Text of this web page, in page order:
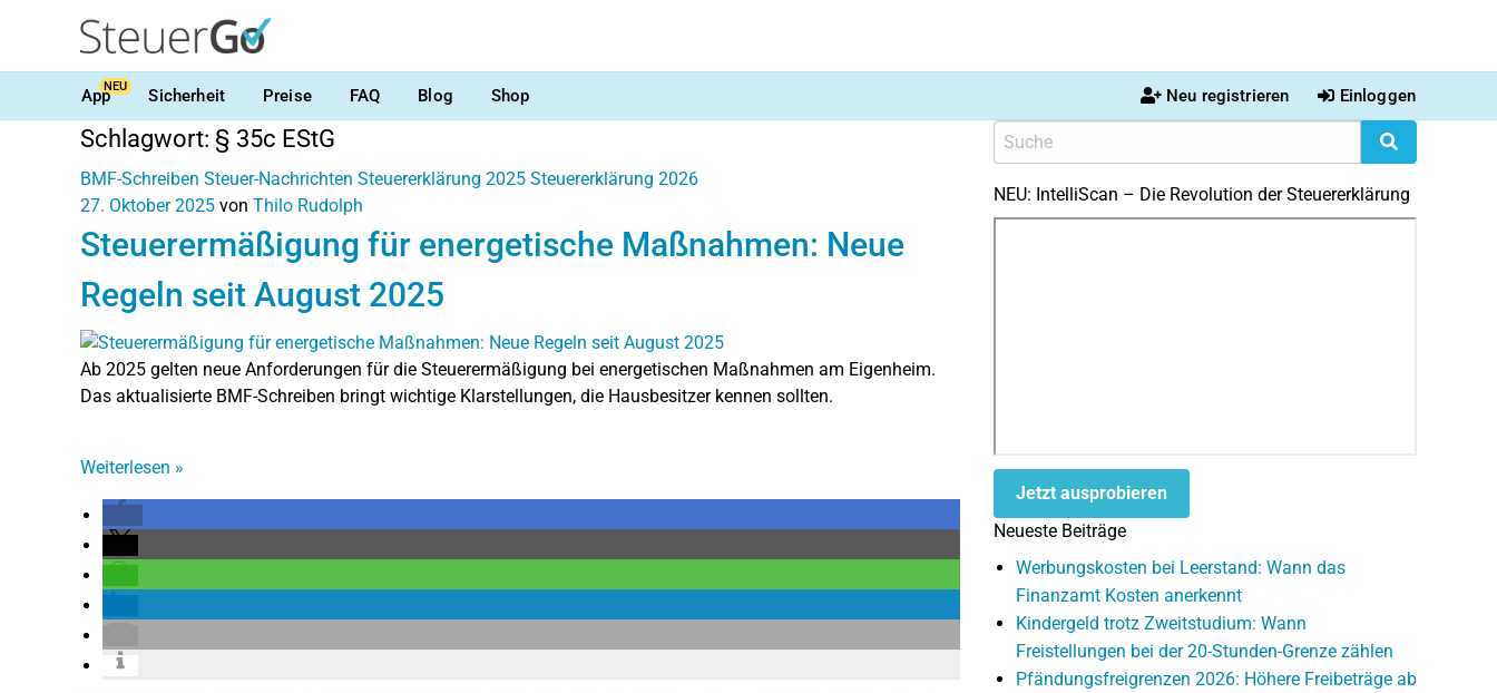
AppNEU Sicherheit Preise FAQ Blog Shop Neu registrieren Einloggen
Schlagwort: § 35c EStG
BMF-Schreiben Steuer-Nachrichten Steuererklärung 2025 Steuererklärung 2026
27. Oktober 2025 von Thilo Rudolph
Steuerermäßigung für energetische Maßnahmen: Neue
Regeln seit August 2025
Ab 2025 gelten neue Anforderungen für die Steuerermäßigung bei energetischen Maßnahmen am Eigenheim.
Das aktualisierte BMF-Schreiben bringt wichtige Klarstellungen, die Hausbesitzer kennen sollten.
Weiterlesen »
NEU: IntelliScan – Die Revolution der Steuererklärung
Jetzt ausprobieren
Neueste Beiträge
Werbungskosten bei Leerstand: Wann das
Finanzamt Kosten anerkennt
Kindergeld trotz Zweitstudium: Wann
Freistellungen bei der 20-Stunden-Grenze zählen
Pfändungsfreigrenzen 2026: Höhere Freibeträge ab